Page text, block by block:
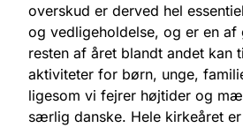
overskud er derved hel
og vedligeholdelse, og er en af
resten af året blandt andet kan
aktiviteter for børn, unge,
ligesom vi fejrer højtider og
særlig danske. Hele kirkeåret